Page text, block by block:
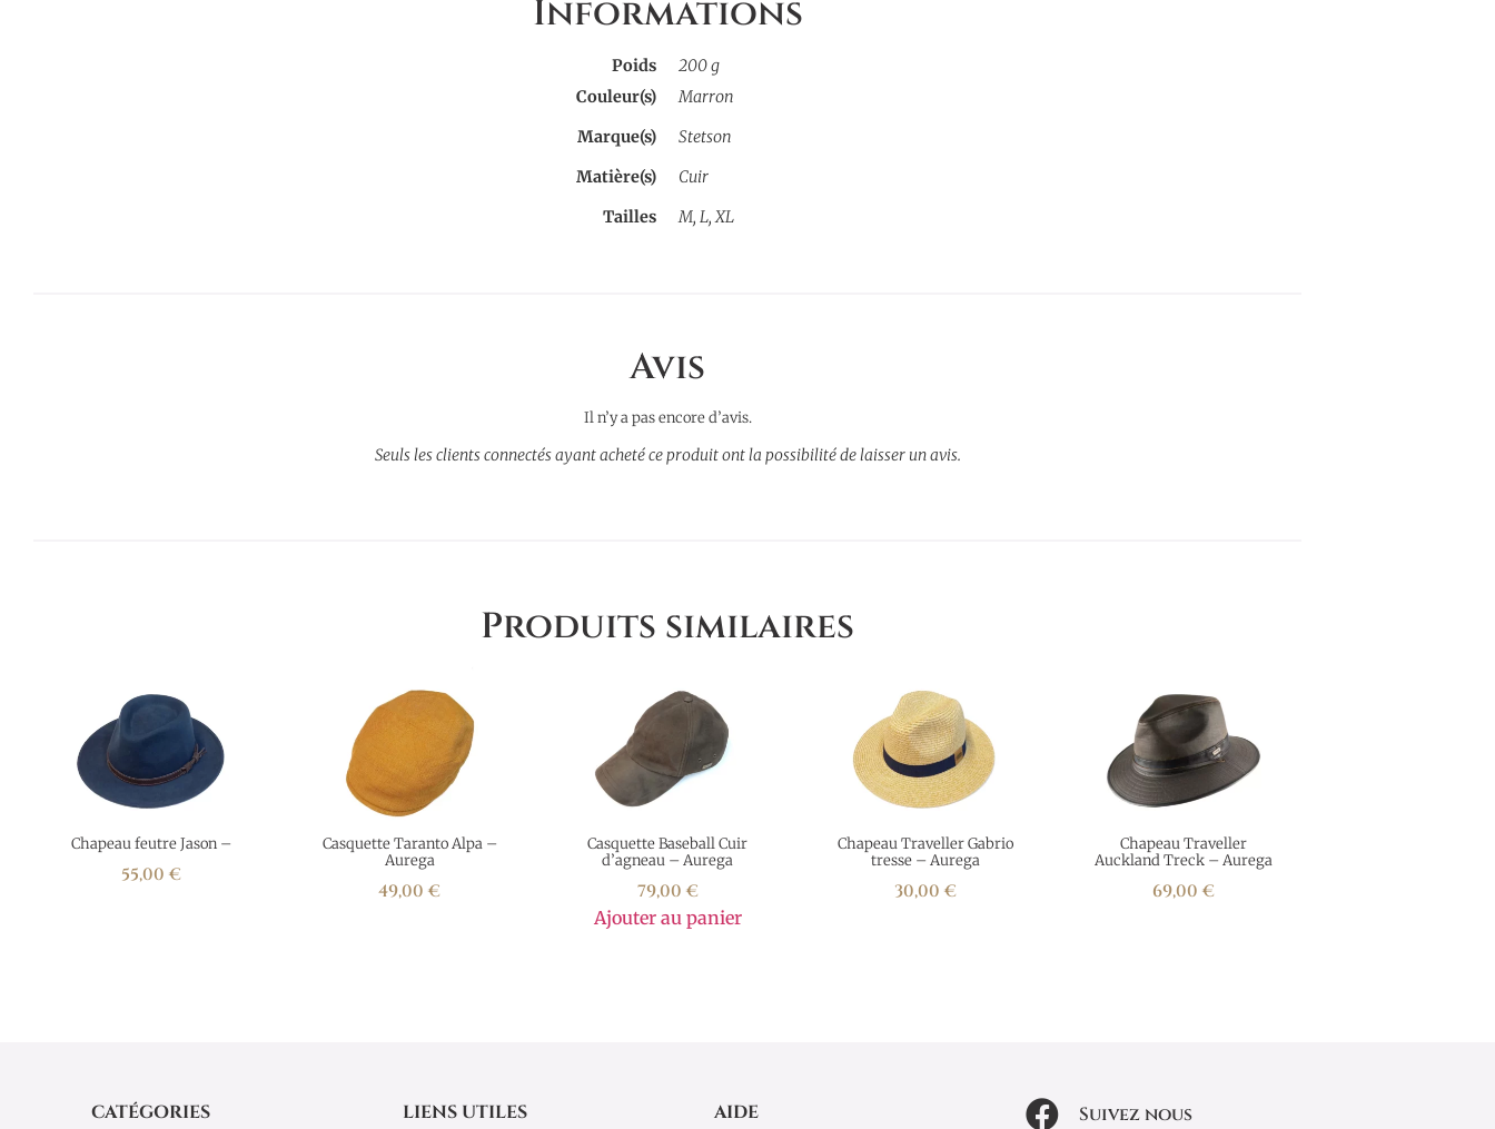
Informations
Poids
200 g
Couleur(s)
Marron
Marque(s)
Stetson
Matière(s)
Cuir
Tailles
M, L, XL
Avis
Il n’y a pas encore d’avis.
Seuls les clients connectés ayant acheté ce produit ont la possibilité de laisser un avis.
Produits similaires
Chapeau feutre Jason –
55,00 €
Casquette Taranto Alpa –
Aurega
49,00 €
Casquette Baseball Cuir
d’agneau – Aurega
79,00 €
Ajouter au panier
Chapeau Traveller Gabrio
tresse – Aurega
30,00 €
Chapeau Traveller
Auckland Treck – Aurega
69,00 €
CATÉGORIES LIENS UTILES AIDE Suivez nous